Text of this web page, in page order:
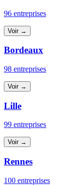
96 entreprises
Voir →
Bordeaux
98 entreprises
Voir →
Lille
99 entreprises
Voir →
Rennes
100 entreprises